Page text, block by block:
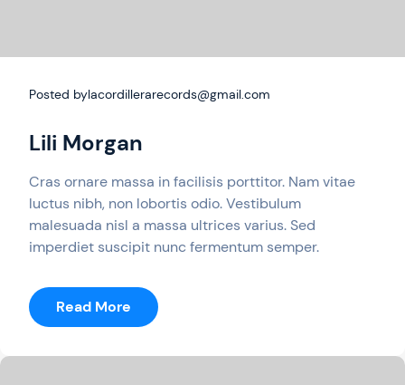
Posted bylacordillerarecords@gmail.com
Lili Morgan
Cras ornare massa in facilisis porttitor. Nam vitae
luctus nibh, non lobortis odio. Vestibulum
malesuada nisl a massa ultrices varius. Sed
imperdiet suscipit nunc fermentum semper.
Read More
Lili